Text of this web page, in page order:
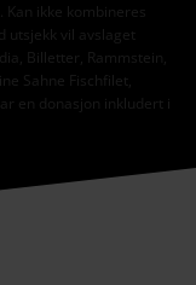
ikke kombineres
utsjekk vil avslaget
Billetter, Rammstein,
Sahne Fischfilet,
en donasjon inkludert i